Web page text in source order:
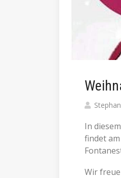
In
findet am
Wir